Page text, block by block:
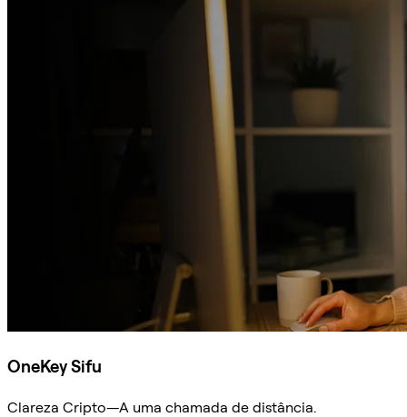
OneKey Sifu
Clareza Cripto—A uma chamada de distância.